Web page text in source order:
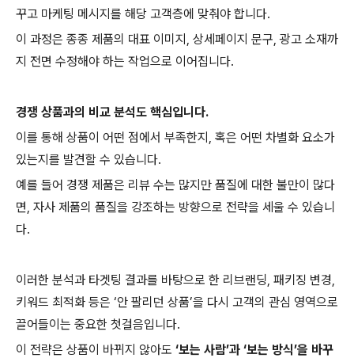
꾸고 마케팅 메시지를 해당 고객층에 맞춰야 합니다.
이 과정은 종종 제품의 대표 이미지, 상세페이지 문구, 광고 소재까
지 전면 수정해야 하는 작업으로 이어집니다.
경쟁 상품과의 비교 분석도 핵심입니다.
이를 통해 상품이 어떤 점에서 부족한지, 혹은 어떤 차별화 요소가
있는지를 발견할 수 있습니다.
예를 들어 경쟁 제품은 리뷰 수는 많지만 품질에 대한 불만이 많다
면, 자사 제품의 품질을 강조하는 방향으로 전략을 세울 수 있습니
다.
이러한 분석과 타겟팅 결과를 바탕으로 한 리브랜딩, 패키징 변경,
키워드 최적화 등은 ‘안 팔리던 상품’을 다시 고객의 관심 영역으로
끌어들이는 중요한 첫걸음입니다.
이 전략은 상품이 바뀌지 않아도 ‘보는 사람’과 ‘보는 방식’을 바꾸